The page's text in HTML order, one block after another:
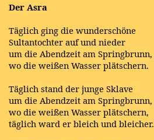
Der Asra
Täglich ging die wunderschöne
Sultantochter auf und nieder
um die Abendzeit am Springbrunn,
wo die weißen Wasser plätschern.
Täglich stand der junge Sklave
um die Abendzeit am Springbrunn,
wo die weißen Wasser plätschern,
täglich ward er bleich und bleicher.